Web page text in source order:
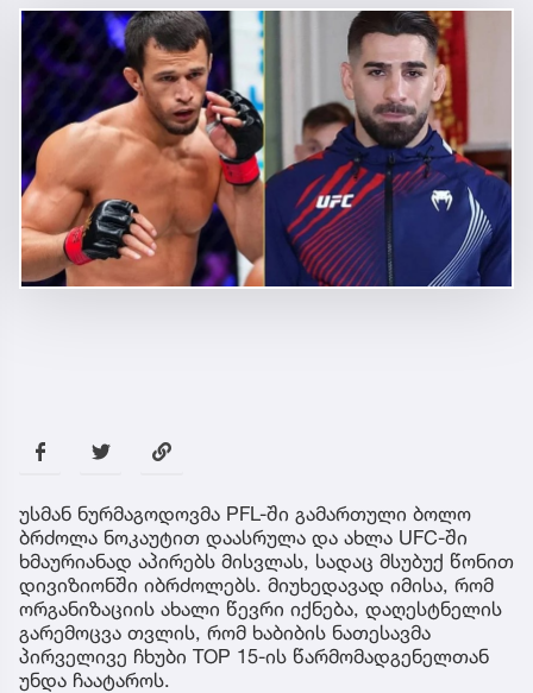
უსმან ნურმაგოდოვმა PFL-ში გამართული ბოლო
ბრძოლა ნოკაუტით დაასრულა და ახლა UFC-ში
ხმაურიანად აპირებს მისვლას, სადაც მსუბუქ წონით
დივიზიონში იბრძოლებს. მიუხედავად იმისა, რომ
ორგანიზაციის ახალი წევრი იქნება, დაღესტნელის
გარემოცვა თვლის, რომ ხაბიბის ნათესავმა
პირველივე ჩხუბი TOP 15-ის წარმომადგენელთან
უნდა ჩაატაროს.